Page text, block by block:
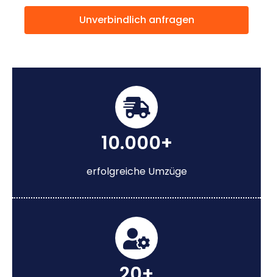
Unverbindlich anfragen
10.000+
erfolgreiche Umzüge